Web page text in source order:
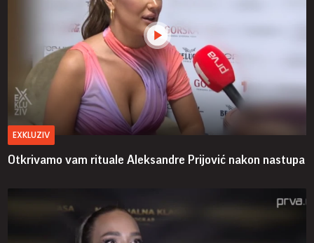
EXKLUZIV
Otkrivamo vam rituale Aleksandre Prijović nakon nastupa